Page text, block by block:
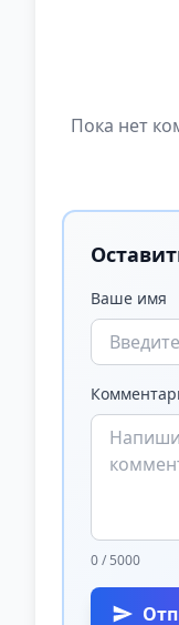
Пока нет
Ваше имя
0 / 5000